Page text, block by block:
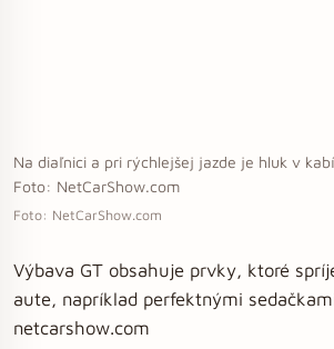
Na diaľnici a pri rýchlejšej jazde je hluk v
Foto: NetCarShow.com
Foto: NetCarShow.com
Výbava GT obsahuje prvky, ktoré
aute, napríklad perfektnými
netcarshow.com